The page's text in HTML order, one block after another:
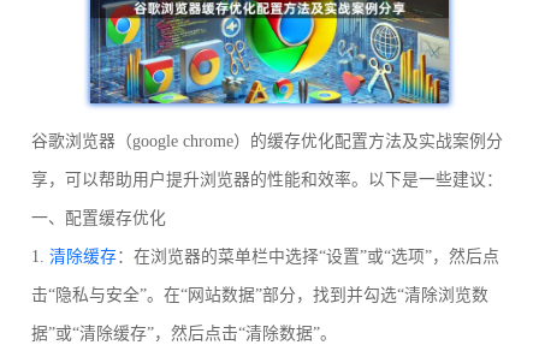
谷歌浏览器（google chrome）的缓存优化配置方法及实战案例分
享，可以帮助用户提升浏览器的性能和效率。以下是一些建议：
一、配置缓存优化
1. 清除缓存：在浏览器的菜单栏中选择“设置”或“选项”，然后点
击“隐私与安全”。在“网站数据”部分，找到并勾选“清除浏览数
据”或“清除缓存”，然后点击“清除数据”。